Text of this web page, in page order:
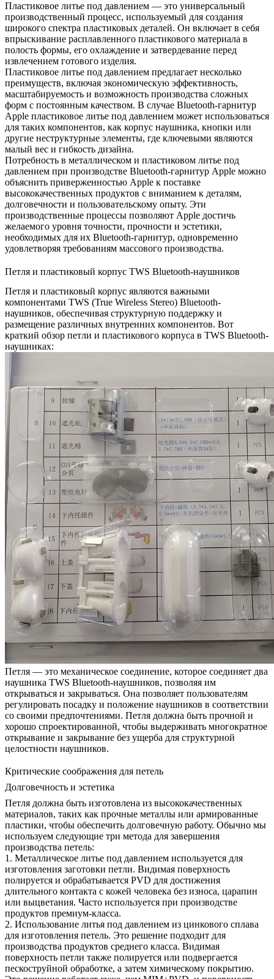
Пластиковое литье под давлением — это универсальный
производственный процесс, используемый для создания
широкого спектра пластиковых деталей. Он включает в себя
впрыскивание расплавленного пластикового материала в
полость формы, его охлаждение и затвердевание перед
извлечением готового изделия.
Пластиковое литье под давлением предлагает несколько
преимуществ, включая экономическую эффективность,
масштабируемость и возможность производства сложных
форм с постоянным качеством. В случае Bluetooth-гарнитур
Apple пластиковое литье под давлением может использоваться
для таких компонентов, как корпус наушника, кнопки или
другие неструктурные элементы, где ключевыми являются
малый вес и гибкость дизайна.
Потребность в металлическом и пластиковом литье под
давлением при производстве Bluetooth-гарнитур Apple можно
объяснить приверженностью Apple к поставке
высококачественных продуктов с вниманием к деталям,
долговечности и пользовательскому опыту. Эти
производственные процессы позволяют Apple достичь
желаемого уровня точности, прочности и эстетики,
необходимых для их Bluetooth-гарнитур, одновременно
удовлетворяя требованиям массового производства.
Петля и пластиковый корпус TWS Bluetooth-наушников
Петля и пластиковый корпус являются важными
компонентами TWS (True Wireless Stereo) Bluetooth-
наушников, обеспечивая структурную поддержку и
размещение различных внутренних компонентов. Вот
краткий обзор петли и пластикового корпуса в TWS Bluetooth-
наушниках:
Петля — это механическое соединение, которое соединяет два
наушника TWS Bluetooth-наушников, позволяя им
открываться и закрываться. Она позволяет пользователям
регулировать посадку и положение наушников в соответствии
со своими предпочтениями. Петля должна быть прочной и
хорошо спроектированной, чтобы выдерживать многократное
открывание и закрывание без ущерба для структурной
целостности наушников.
Критические соображения для петель
Долговечность и эстетика
Петля должна быть изготовлена из высококачественных
материалов, таких как прочные металлы или армированные
пластики, чтобы обеспечить долговечную работу. Обычно мы
используем следующие три метода для завершения
производства петель:
1. Металлическое литье под давлением используется для
изготовления заготовки петли. Видимая поверхность
полируется и обрабатывается PVD для достижения
длительного контакта с кожей человека без износа, царапин
или выцветания. Часто используется при производстве
продуктов премиум-класса.
2. Использование литья под давлением из цинкового сплава
для изготовления петель. Это решение подходит для
производства продуктов среднего класса. Видимая
поверхность петли также полируется или подвергается
пескоструйной обработке, а затем химическому покрытию.